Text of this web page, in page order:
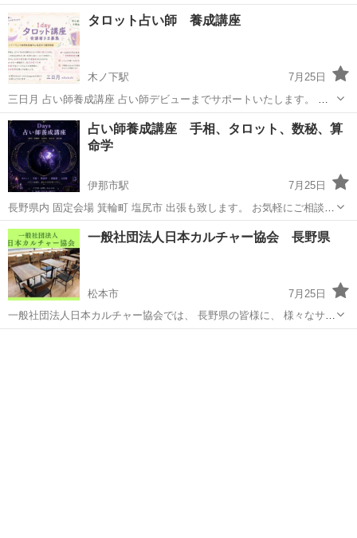
と、意思決定は変わる。 人生にも、経営にも、正解のない問いがあり
ます。 責任ある立場にいる人ほど、 決めなければならないことが増え
ていきます...
長野 松本市 松本駅 その他 セッション
タロット占い師 養成講座
木ノ下駅
7月25日
三日月 占い師養成講座 占い師デビューまでサポートいたします。 タ
ロット講座。数秘術講座 出張も致します。 まずはご相談ください。
塩尻、諏訪、上伊那
長野 上伊那郡 木ノ下駅 その他 タロット占い
占い師養成講座 手相、タロット、数秘、算
命学
伊那市駅
7月25日
長野県内 固定会場 箕輪町 塩尻市 出張も致します。 お気軽にご相談く
ださい。 説明会は無料 手相 タロット 算命学 数秘術 ヒーリング 他教
室 フラワーアレンジメント ミシン教室 整体 エステ💆 マルシェデビュ
ー...
長野 上伊那郡 伊那市駅 その他 占い師
一般社団法人日本カルチャー協会 長野県
松本市
7月25日
一般社団法人日本カルチャー協会では、 長野県の皆様に、 様々なサポ
ートをご提供させていただいております。 下記のURLをクリックする